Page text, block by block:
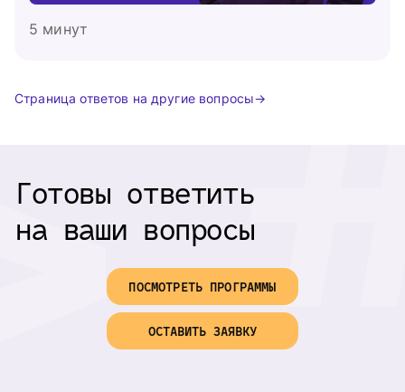
5 минут
Страница ответов на другие вопросы
Готовы ответить
на ваши вопросы
ОСТАВИТЬ ЗАЯВКУ
ПОСМОТРЕТЬ ПРОГРАММЫ